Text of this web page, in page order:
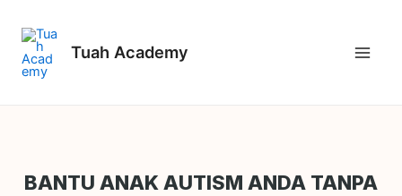
content
Tuah Academy
Menu
BANTU ANAK AUTISM ANDA TANPA